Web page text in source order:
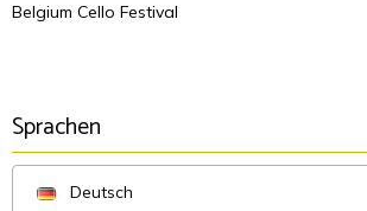
Belgium Cello Festival
Sprachen
Deutsch